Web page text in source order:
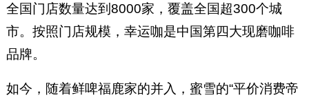
全国门店数量达到8000家，覆盖全国超300个城
市。按照门店规模，幸运咖是中国第四大现磨咖啡
品牌。
如今，随着鲜啤福鹿家的并入，蜜雪的“平价消费帝